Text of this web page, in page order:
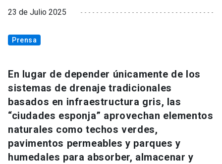
23 de Julio 2025
Prensa
En lugar de depender únicamente de los
sistemas de drenaje tradicionales
basados en infraestructura gris, las
“ciudades esponja” aprovechan elementos
naturales como techos verdes,
pavimentos permeables y parques y
humedales para absorber, almacenar y